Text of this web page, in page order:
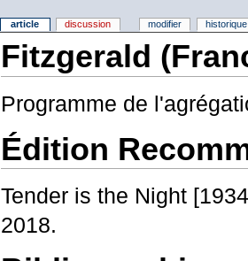
Fitzgerald
Programme de
Édition
Tender is the Night
2018.
article discussion modifier historique